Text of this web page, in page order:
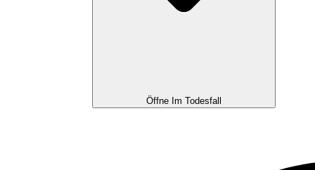
Öffne Im Todesfall